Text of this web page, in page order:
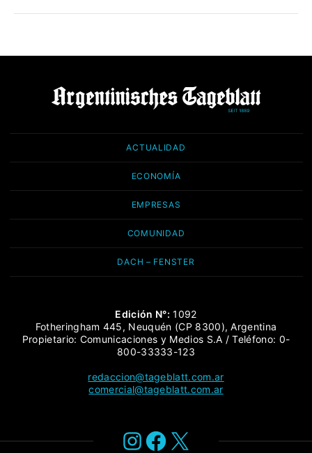
ACTUALIDAD
ECONOMÍA
EMPRESAS
COMUNIDAD
DACH – FENSTER
Edición N°: 1092
Fotheringham 445, Neuquén (CP 8300), Argentina
Propietario: Comunicaciones y Medios S.A / Teléfono: 0-
800-33333-123
redaccion@tageblatt.com.ar
comercial@tageblatt.com.ar
Instagram
Facebook
X